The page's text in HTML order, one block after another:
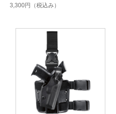
3,300円 （税込み）